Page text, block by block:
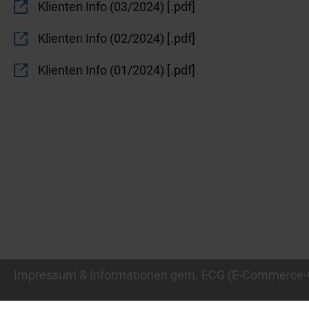
Klienten Info (03/2024) [.pdf]
Klienten Info (02/2024) [.pdf]
Klienten Info (01/2024) [.pdf]
Impressum & Informationen gem. ECG (E-